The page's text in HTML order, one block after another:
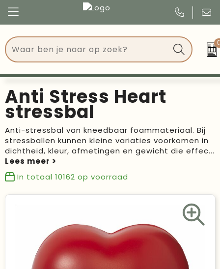
Tassen
Drinkwaren
Events
Give Aways
Geschenken
Kantoorartikelen
Duurzame keuzes
Made in Europe
Congres
Events
Kerst
Verjaardagen
Voetbal, EK en WK
Anti Stress Heart
stressbal
Anti-stressbal van kneedbaar foammateriaal. Bij
stressballen kunnen kleine variaties voorkomen in
dichtheid, kleur, afmetingen en gewicht die effec...
In totaal 10162 op voorraad